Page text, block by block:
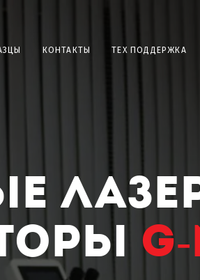
КОНТАКТЫ ТЕХ ПОДДЕРЖКА